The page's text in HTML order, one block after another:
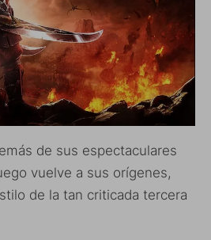
de sus espectaculares
vuelve a sus orígenes,
de la tan criticada tercera